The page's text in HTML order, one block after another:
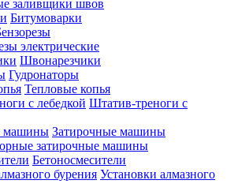
заливщики швов
Битумоварки
электрические
Швонарезчики
Гудронаторы
Тепловые копья
Штатив-треноги с
Затирочные машины
затирочные машины
Бетоносмесители
Установки алмазного